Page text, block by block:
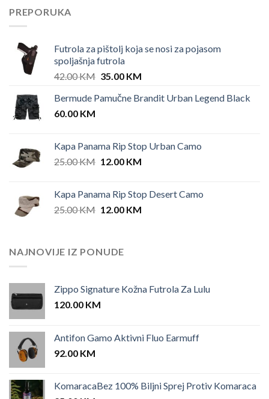
PREPORUKA
Futrola za pištolj koja se nosi za pojasom
spoljašnja futrola
42.00KM Original
was:
35.00 KMCurrent
is:
Bermude Pamučne Brandit Urban Legend Black
60.00 KM
Kapa Panama Rip Stop Urban Camo
25.00KM Original
25.00 KM.
12.00 KMCurrent
12.00 KM.
Kapa Panama Rip Stop Desert Camo
25.00KM Original
25.00 KM.
12.00 KMCurrent
NAJNOVIJE IZ PONUDE
Zippo Signature Kožna Futrola Za Lulu
120.00 KM
Antifon Gamo Aktivni Fluo Earmuff
92.00 KM
KomaracaBez 100% Biljni Sprej Protiv Komaraca